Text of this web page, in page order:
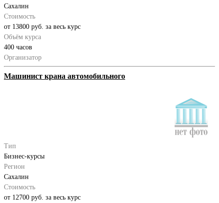
Сахалин
Стоимость
от 13800 руб. за весь курс
Объём курса
400 часов
Организатор
Машинист крана автомобильного
Тип
Бизнес-курсы
Регион
Сахалин
Стоимость
от 12700 руб. за весь курс